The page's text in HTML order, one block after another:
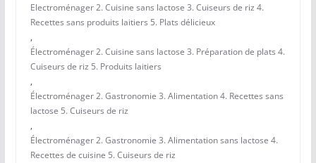
Electroménager 2. Cuisine sans lactose 3. Cuiseurs de riz 4.
Recettes sans produits laitiers 5. Plats délicieux
,
Électroménager 2. Cuisine sans lactose 3. Préparation de plats 4.
Cuiseurs de riz 5. Produits laitiers
,
Électroménager 2. Gastronomie 3. Alimentation 4. Recettes sans
lactose 5. Cuiseurs de riz
,
Électroménager 2. Gastronomie 3. Alimentation sans lactose 4.
Recettes de cuisine 5. Cuiseurs de riz